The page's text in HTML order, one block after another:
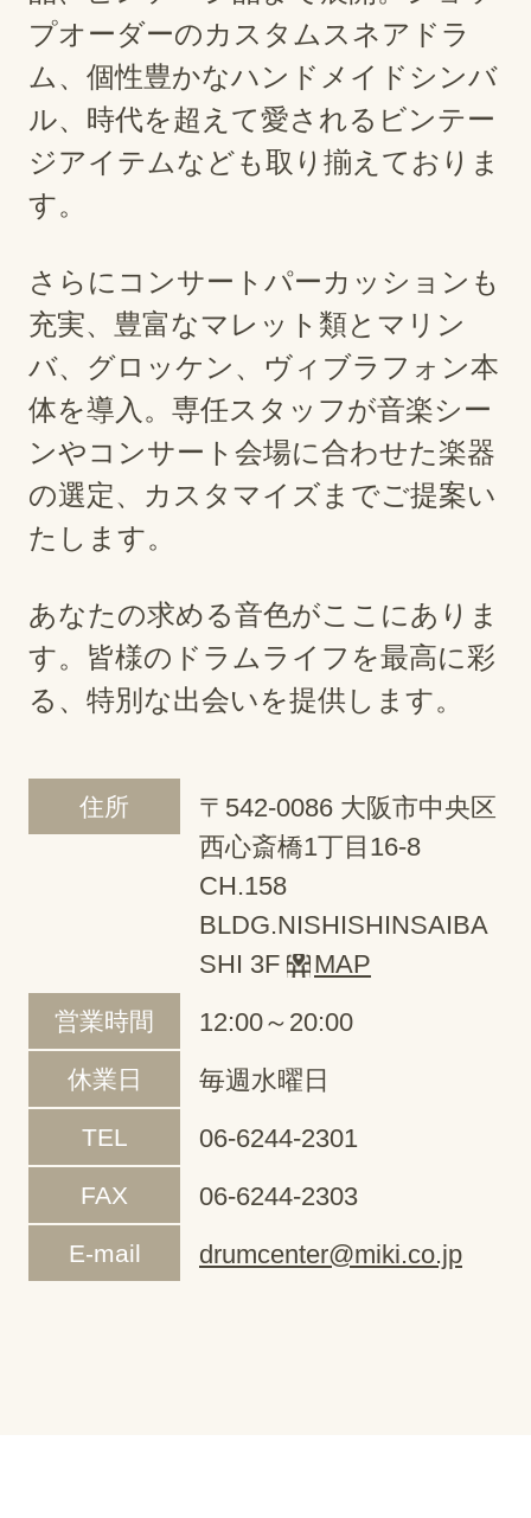
プオーダーのカスタムスネアドラ
ム、個性豊かなハンドメイドシンバ
ル、時代を超えて愛されるビンテー
ジアイテムなども取り揃えておりま
す。
さらにコンサートパーカッションも
充実、豊富なマレット類とマリン
バ、グロッケン、ヴィブラフォン本
体を導入。専任スタッフが音楽シー
ンやコンサート会場に合わせた楽器
の選定、カスタマイズまでご提案い
たします。
あなたの求める音色がここにありま
す。皆様のドラムライフを最高に彩
る、特別な出会いを提供します。
住所
〒542-0086 大阪市中央区
西心斎橋1丁目16-8
CH.158
BLDG.NISHISHINSAIBA
SHI 3F
MAP
営業時間 12:00～20:00
休業日 毎週水曜日
TEL 06-6244-2301
FAX 06-6244-2303
E-mail drumcenter@miki.co.jp